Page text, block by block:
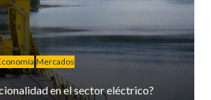
Mercados
en el sector eléctrico?